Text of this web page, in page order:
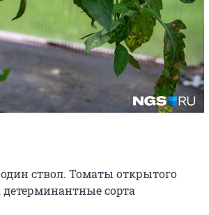
ствол. Томаты открытого
сорта